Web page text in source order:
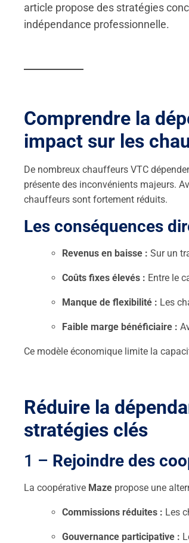
article propose des stratégies
indépendance professionnelle.
Comprendre la
impact sur les
De nombreux chauffeurs VTC
présente des inconvénients majeurs.
chauffeurs sont fortement réduits.
Les conséquences
Revenus en baisse : Sur un
Coûts fixes élevés : Entre le
Manque de flexibilité : Les
Faible marge bénéficiaire :
Ce modèle économique limite la
Réduire la
stratégies clés
1 – Rejoindre des
La coopérative Maze propose une
Commissions réduites : Les
Gouvernance participative :